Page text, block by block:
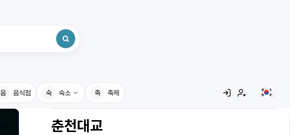
음 음식점 숙 숙소
국내맛집
축 축제
춘천대교